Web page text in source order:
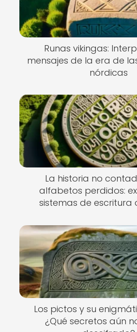
Runas vikingas:
mensajes de la era de
nórdicas
La historia no
alfabetos perdidos:
sistemas de escritura
Los pictos y su
¿Qué secretos aún